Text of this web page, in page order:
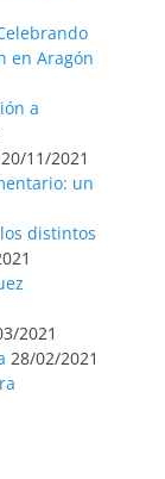
en Aragón
a
20/11/2021
un
distintos
2021
28/02/2021